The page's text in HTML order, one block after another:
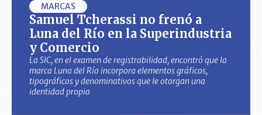
MARCAS
Samuel Tcherassi no frenó a
Luna del Río en la Superindustria
y Comercio
La SIC, en el examen de registrabilidad, encontró que la
marca Luna del Río incorpora elementos gráficos,
tipográficos y denominativos que le otorgan una
identidad propia